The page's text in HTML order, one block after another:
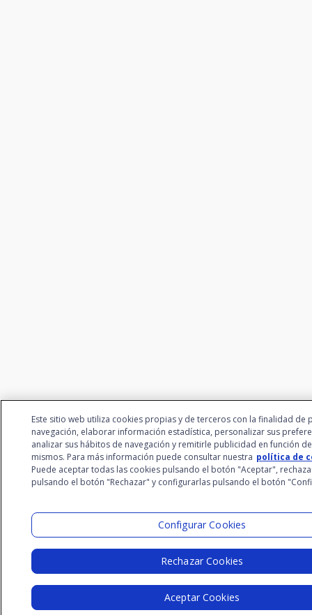
Este sitio web utiliza cookies propias y de terceros con la finalidad de
navegación, elaborar información estadística, personalizar sus
analizar sus hábitos de navegación y remitirle publicidad en función
mismos. Para más información puede consultar nuestra política de
Puede aceptar todas las cookies pulsando el botón "Aceptar",
pulsando el botón "Rechazar" y configurarlas pulsando el botón
Configurar Cookies
Rechazar Cookies
Aceptar Cookies